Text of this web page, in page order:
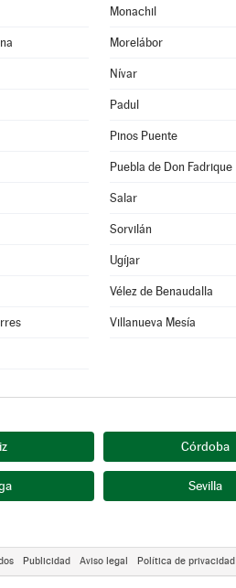
Monachil
Morelábor
Nívar
Padul
Pinos Puente
Puebla de Don Fadrique
Salar
Sorvilán
Ugíjar
Vélez de Benaudalla
Villanueva Mesía
Córdoba
Sevilla
Publicidad Aviso legal Política de privacidad